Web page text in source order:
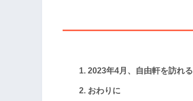
2023年4月、自由軒を訪れる
おわりに